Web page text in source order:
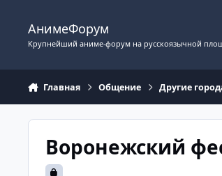
АнимеФорум
Крупнейший аниме-форум на русскоязычной
Главная Общение Другие
Воронежский